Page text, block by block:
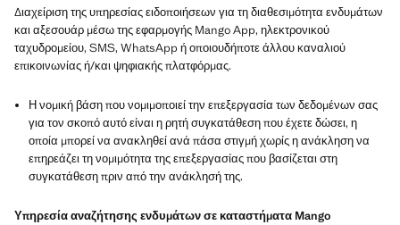
Διαχείριση της υπηρεσίας ειδοποιήσεων για τη διαθεσιμότητα ενδυμάτων
και αξεσουάρ μέσω της εφαρμογής Mango App, ηλεκτρονικού
ταχυδρομείου, SMS, WhatsApp ή οποιουδήποτε άλλου καναλιού
επικοινωνίας ή/και ψηφιακής πλατφόρμας.
Η νομική βάση που νομιμοποιεί την επεξεργασία των δεδομένων σας
για τον σκοπό αυτό είναι η ρητή συγκατάθεση που έχετε δώσει, η
οποία μπορεί να ανακληθεί ανά πάσα στιγμή χωρίς η ανάκληση να
επηρεάζει τη νομιμότητα της επεξεργασίας που βασίζεται στη
συγκατάθεση πριν από την ανάκλησή της.
Υπηρεσία αναζήτησης ενδυμάτων σε καταστήματα Mango